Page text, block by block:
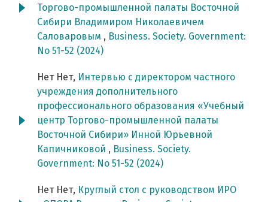
Торгово-промышленной палаты Восточной
Сибири Владимиром Николаевичем
Саловаровым , Business. Society. Government:
No 51-52 (2024)
Нет Нет, Интервью с директором частного
учреждения дополнительного
профессионального образования «Учебный
центр Торгово-промышленной палаты
Восточной Сибири» Инной Юрьевной
Капичниковой , Business. Society.
Government: No 51-52 (2024)
Нет Нет, Круглый стол с руководством ИРО